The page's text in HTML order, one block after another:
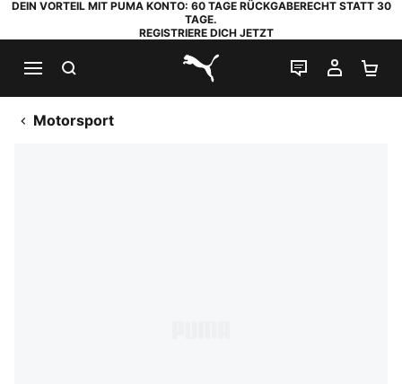
DEIN VORTEIL MIT PUMA KONTO: 60 TAGE RÜCKGABERECHT STATT 30
TAGE.
REGISTRIERE DICH JETZT
PUMA.com
LIVE-CHAT
MEIN
Motorsport